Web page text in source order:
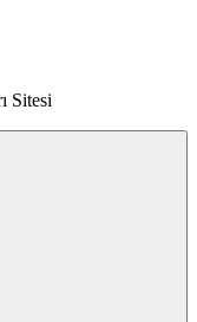
Sitesi